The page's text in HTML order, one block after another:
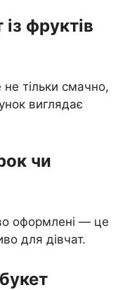
із фруктів
тільки смачно,
виглядає
чи
оформлені — це
для дівчат.